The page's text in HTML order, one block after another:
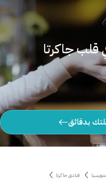
قلب جاكرتا
بدقائق
فنادق جاكرتا